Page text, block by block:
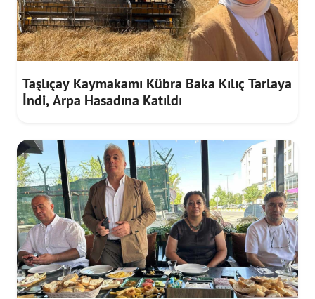
Taşlıçay Kaymakamı Kübra Baka Kılıç Tarlaya
İndi, Arpa Hasadına Katıldı